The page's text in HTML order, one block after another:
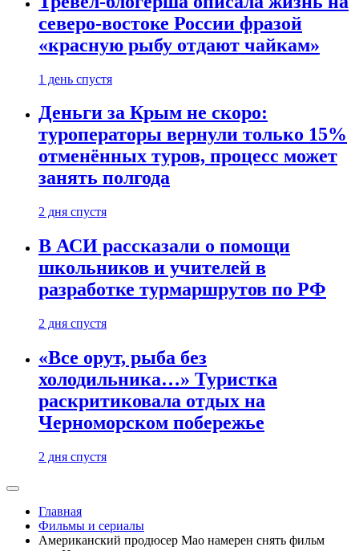
северо-востоке России фразой
«красную рыбу отдают чайкам»
1 день спустя
Деньги за Крым не скоро:
туроператоры вернули только 15%
отменённых туров, процесс может
занять полгода
2 дня спустя
В АСИ рассказали о помощи
школьников и учителей в
разработке турмаршрутов по РФ
2 дня спустя
«Все орут, рыба без
холодильника…» Туристка
раскритиковала отдых на
Черноморском побережье
2 дня спустя
Главная
Фильмы и сериалы
Американский продюсер Мао намерен снять фильм